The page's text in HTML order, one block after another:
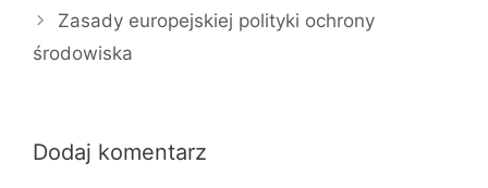
Zasady europejskiej polityki ochrony
środowiska
Dodaj komentarz